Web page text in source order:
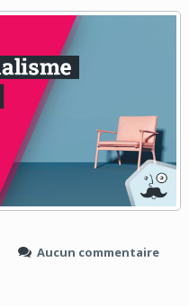
Aucun commentaire